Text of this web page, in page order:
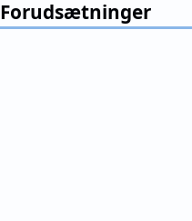
Forudsætninger